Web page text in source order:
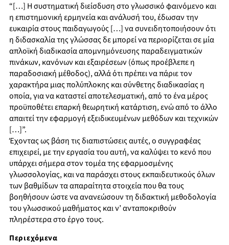
“[…] Η συστηματική διείσδυση στο γλωσσικό φαινόμενο και
η επιστημονική ερμηνεία και ανάλυσή του, έδωσαν την
ευκαιρία στους παιδαγωγούς […] να συνειδητοποιήσουν ότι
η διδασκαλία της γλώσσας δε μπορεί να περιορίζεται σε μία
απλοϊκή διαδικασία απομνημόνευσης παραδειγματικών
πινάκων, κανόνων και εξαιρέσεων (όπως προέβλεπε η
παραδοσιακή μέθοδος), αλλά ότι πρέπει να πάριε τον
χαρακτήρα μιας πολύπλοκης και σύνθετης διαδικασίας η
οποία, για να καταστεί αποτελεσματική, από το ένα μέρος
προϋποθέτει επαρκή θεωρητική κατάρτιση, ενώ από το άλλο
απαιτεί την εφαρμογή εξειδικευμένων μεθόδων και τεχνικών
[…]”.
Έχοντας ως βάση τις διαπιστώσεις αυτές, ο συγγραφέας
επιχειρεί, με την εργασία του αυτή, να καλύψει το κενό που
υπάρχει σήμερα στον τομέα της εφαρμοσμένης
γλωσσολογίας, και να παράσχει στους εκπαιδευτικούς όλων
των βαθμίδων τα απαραίτητα στοιχεία που θα τους
βοηθήσουν ώστε να ανανεώσουν τη διδακτική μεθοδολογία
του γλωσσικού μαθήματος και ν’ ανταποκριθούν
πληρέστερα στο έργο τους.
Περιεχόμενα